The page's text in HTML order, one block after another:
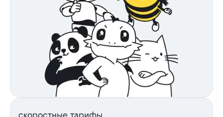
скоростные тарифы